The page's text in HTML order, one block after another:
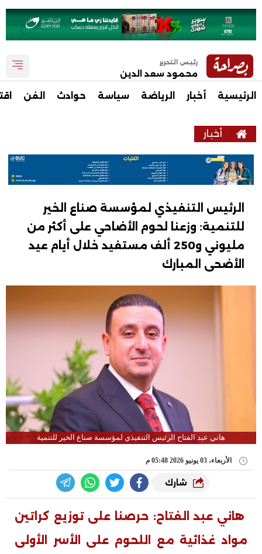
رئيس التحرير
محمود سعد الدين
الرئيسية أخبار الرياضة سياسة حوادث الفن
أخبار
الرئيس التنفيذي لمؤسسة صناع الخير
للتنمية: وزعنا لحوم الأضاحي على أكثر من
مليوني و250 ألف مستفيد خلال أيام عيد
الأضحى المبارك
هاني عبد الفتاح الرئيس التنفيذي لمؤسسة صناع الخير للتنمية
الأربعاء، 03 يونيو 2026 05:48 م
شارك
هاني عبد الفتاح: حرصنا على توزيع كراتين
مواد غذائية مع اللحوم على الأسر الأولى